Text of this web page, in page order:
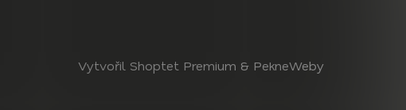
Vytvořil Shoptet Premium & PekneWeby